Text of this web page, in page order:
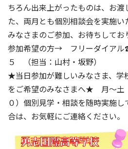
ちろん出来上がったものは、お
た、両月とも個別相談会を実施い
みなさまのご参加、お待ちしてお
参加希望の方→ フリーダイアル
５ （担当：山村・坂野）
★当日参加が難しいみなさま、学
をご希望のみなさまへ★ 月～土
０）個別見学・相談を随時実施
合は、お気軽にご連絡ください。